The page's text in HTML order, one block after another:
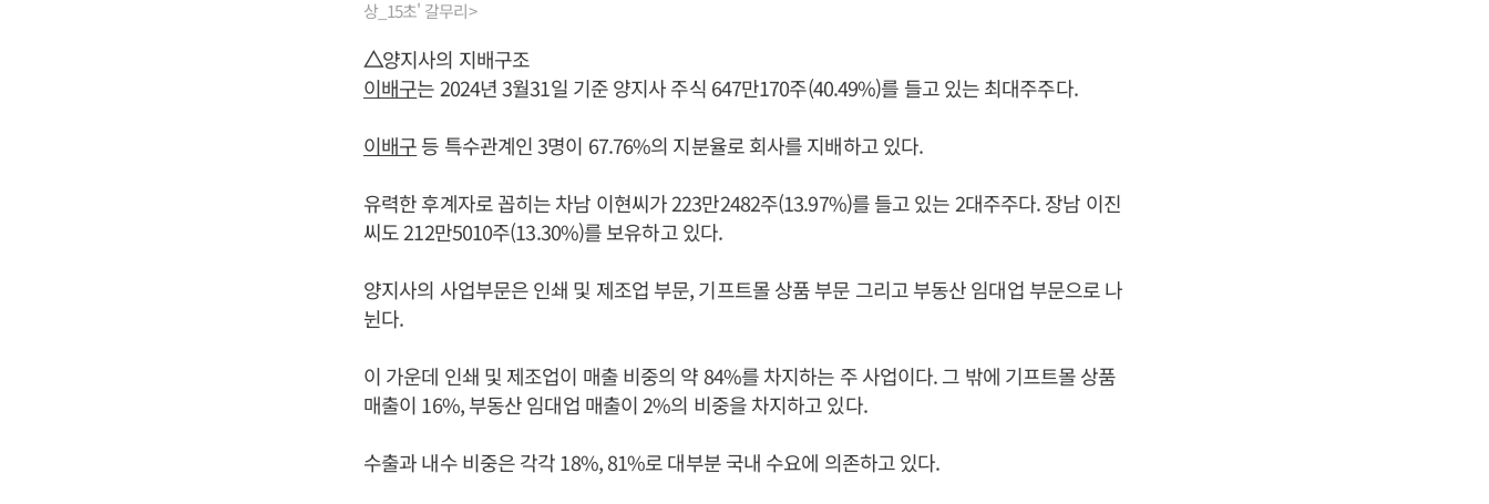
상_15초' 갈무리>
△양지사의 지배구조
이배구는 2024년 3월31일 기준 양지사 주식 647만170주(40.49%)를 들고 있는 최대주주다.
이배구등 특수관계인 3명이 67.76%의 지분율로 회사를 지배하고 있다.
유력한 후계자로 꼽히는 차남 이현씨가 223만2482주(13.97%)를 들고 있는 2대주주다. 장남 이진
씨도 212만5010주(13.30%)를 보유하고 있다.
양지사의 사업부문은 인쇄 및 제조업 부문, 기프트몰 상품 부문 그리고 부동산 임대업 부문으로 나
뉜다.
이 가운데 인쇄 및 제조업이 매출 비중의 약 84%를 차지하는 주 사업이다. 그 밖에 기프트몰 상품
매출이 16%, 부동산 임대업 매출이 2%의 비중을 차지하고 있다.
수출과 내수 비중은 각각 18%, 81%로 대부분 국내 수요에 의존하고 있다.